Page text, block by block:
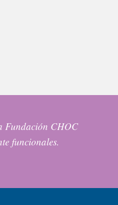
Fundación CHOC
funcionales.